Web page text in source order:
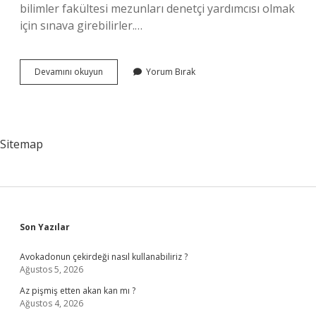
bilimler fakültesi mezunları denetçi yardımcısı olmak
için sınava girebilirler.…
Devamını okuyun
Hangi
Yorum Bırak
Sitemap
Sidebar
Son Yazılar
Avokadonun çekirdeği nasıl kullanabiliriz ?
Ağustos 5, 2026
Az pişmiş etten akan kan mı ?
Ağustos 4, 2026